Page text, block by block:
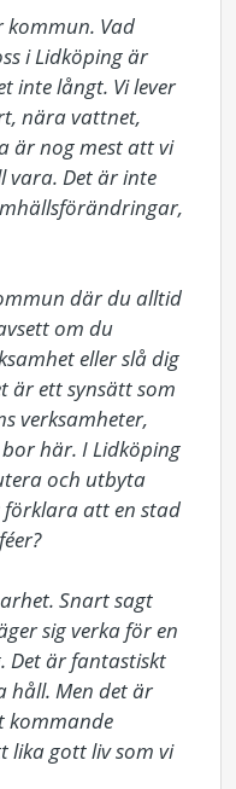
kommun. Vad
i Lidköping är
inte långt. Vi lever
nära vattnet,
är nog mest att vi
vara. Det är inte
där du alltid
om du
eller slå dig
är ett synsätt som
verksamheter,
här. I Lidköping
och utbyta
att en stad
Snart sagt
sig verka för en
Det är fantastiskt
håll. Men det är
kommande
lika gott liv som vi